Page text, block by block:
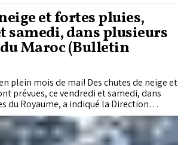
et fortes pluies,
samedi, dans plusieurs
Maroc (Bulletin
plein mois de mai! Des chutes de neige et
prévues, ce vendredi et samedi, dans
du Royaume, a indiqué la Direction
(DGM).